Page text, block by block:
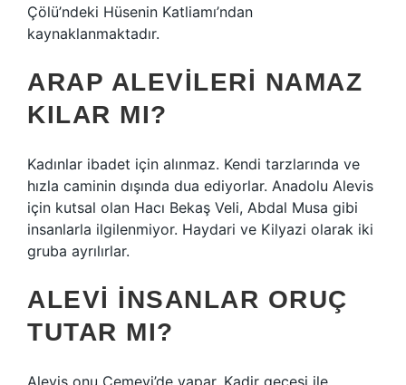
Çölü’ndeki Hüsenin Katliamı’ndan
kaynaklanmaktadır.
ARAP ALEVILERI NAMAZ
KILAR MI?
Kadınlar ibadet için alınmaz. Kendi tarzlarında ve
hızla caminin dışında dua ediyorlar. Anadolu Alevis
için kutsal olan Hacı Bekaş Veli, Abdal Musa gibi
insanlarla ilgilenmiyor. Haydari ve Kilyazi olarak iki
gruba ayrılırlar.
ALEVI INSANLAR ORUÇ
TUTAR MI?
Alevis onu Cemevi’de yapar. Kadir gecesi ile